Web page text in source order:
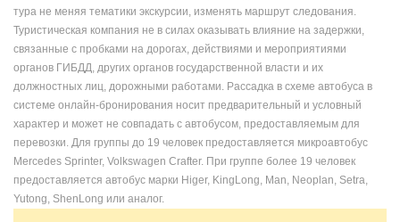
тура не меняя тематики экскурсии, изменять маршрут следования.
Туристическая компания не в силах оказывать влияние на задержки,
связанные с пробками на дорогах, действиями и мероприятиями
органов ГИБДД, других органов государственной власти и их
должностных лиц, дорожными работами. Рассадка в схеме автобуса в
системе онлайн-бронирования носит предварительный и условный
характер и может не совпадать с автобусом, предоставляемым для
перевозки. Для группы до 19 человек предоставляется микроавтобус
Mercedes Sprinter, Volkswagen Crafter. При группе более 19 человек
предоставляется автобус марки Higer, KingLong, Man, Neoplan, Setra,
Yutong, ShenLong или аналог.